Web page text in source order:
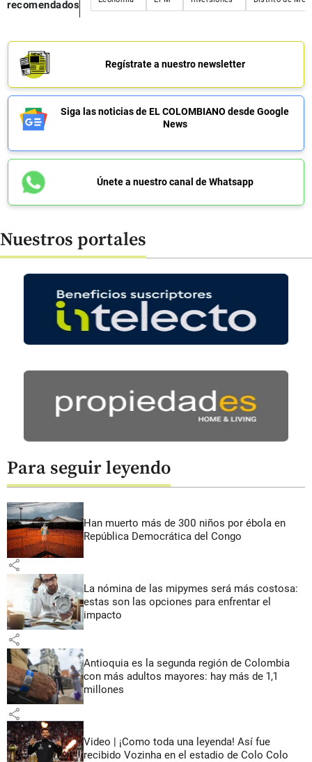
recomendados
Regístrate a nuestro newsletter
Siga las noticias de EL COLOMBIANO desde Google
News
Únete a nuestro canal de Whatsapp
Nuestros portales
Para seguir leyendo
Han muerto más de 300 niños por ébola en
República Democrática del Congo
share
La nómina de las mipymes será más costosa:
estas son las opciones para enfrentar el
impacto
share
Antioquia es la segunda región de Colombia
con más adultos mayores: hay más de 1,1
millones
share
Video | ¡Como toda una leyenda! Así fue
recibido Vozinha en el estadio de Colo Colo